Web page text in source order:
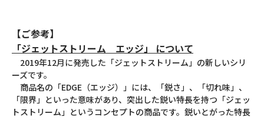
【ご参考】
「ジェットストリーム エッジ」 について
2019年12月に発売した「ジェットストリーム」の新しいシリ
ーズです。
商品名の「EDGE（エッジ）」には、「鋭さ」、「切れ味」、
「限界」といった意味があり、突出した鋭い特長を持つ「ジェッ
トストリーム」というコンセプトの商品です。鋭いとがった特長